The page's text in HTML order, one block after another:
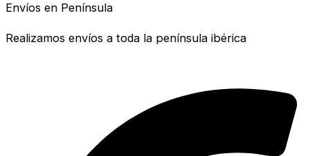
Envíos en Península
Realizamos envíos a toda la península ibérica